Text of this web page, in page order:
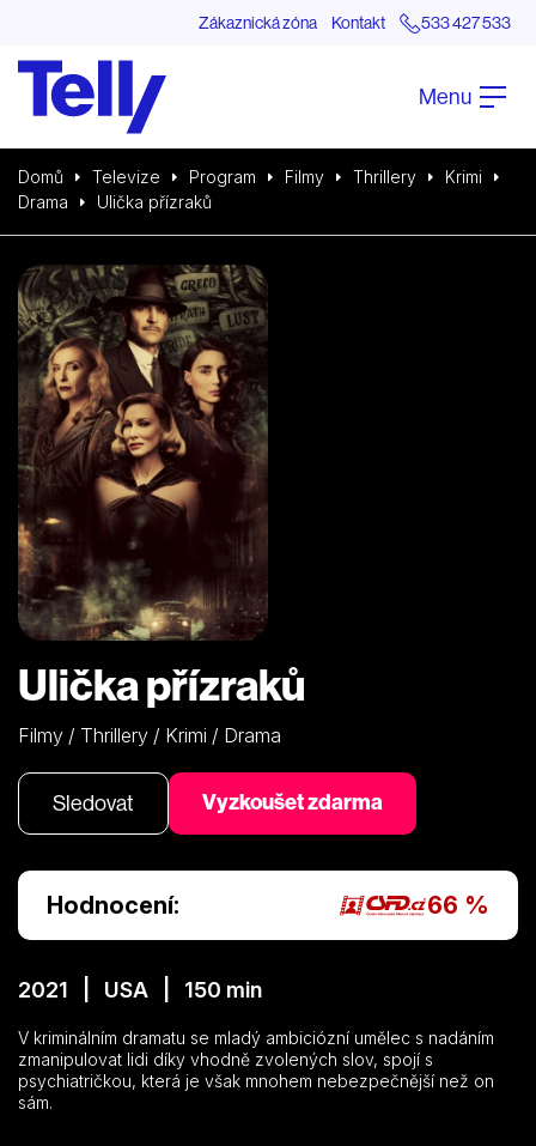
Zákaznická zóna Kontakt 533 427 533
Menu
Domů Televize Program Filmy Thrillery
Krimi
Drama
Ulička přízraků
Ulička přízraků
Filmy / Thrillery / Krimi / Drama
Sledovat Vyzkoušet zdarma
Hodnocení: 66 %
2021 | USA | 150 min
V kriminálním dramatu se mladý ambiciózní umělec s nadáním
zmanipulovat lidi díky vhodně zvolených slov, spojí s
psychiatričkou, která je však mnohem nebezpečnější než on
sám.